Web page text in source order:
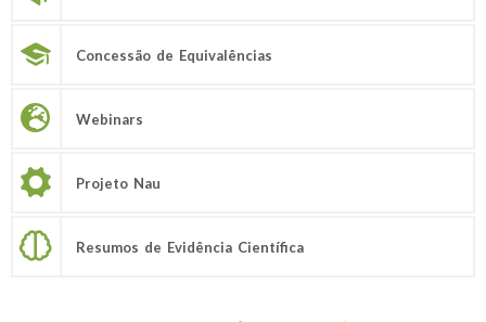
Concessão de Equivalências
Webinars
Projeto Nau
Resumos de Evidência Científica